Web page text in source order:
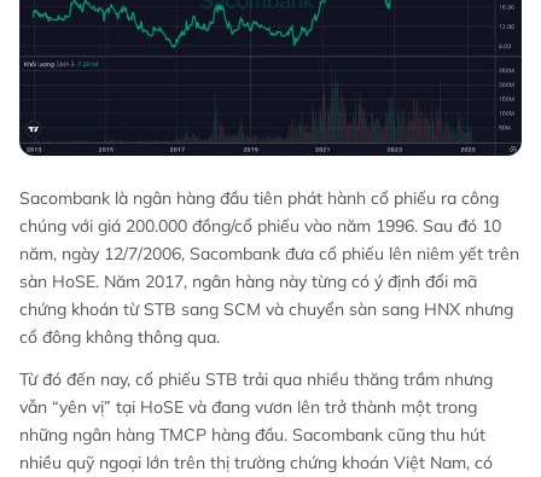
Sacombank là ngân hàng đầu tiên phát hành cổ phiếu ra công
chúng với giá 200.000 đồng/cổ phiếu vào năm 1996. Sau đó 10
năm, ngày 12/7/2006, Sacombank đưa cổ phiếu lên niêm yết trên
sàn HoSE. Năm 2017, ngân hàng này từng có ý định đổi mã
chứng khoán từ STB sang SCM và chuyển sàn sang HNX nhưng
cổ đông không thông qua.
Từ đó đến nay, cổ phiếu STB trải qua nhiều thăng trầm nhưng
vẫn “yên vị” tại HoSE và đang vươn lên trở thành một trong
những ngân hàng TMCP hàng đầu. Sacombank cũng thu hút
nhiều quỹ ngoại lớn trên thị trường chứng khoán Việt Nam, có